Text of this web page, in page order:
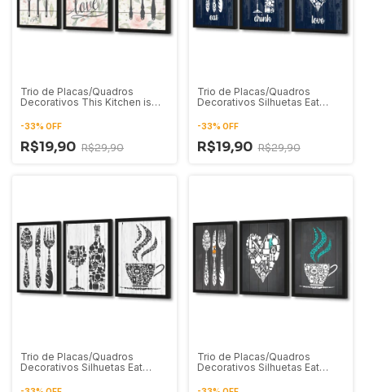
Trio de Placas/Quadros
Decorativos This Kitchen is
-33% OFF
R$19,90 R$29,90
Trio de Placas/Quadros
Decorativos Silhuetas Eat
-33% OFF
R$19,90 R$29,90
Trio de Placas/Quadros
Decorativos Silhuetas Eat
Trio de Placas/Quadros
Decorativos Silhuetas Eat